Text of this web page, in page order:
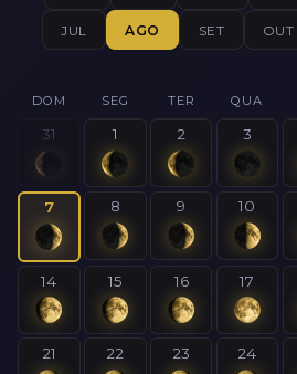
JUL AGO SET OUT
DOM SEG TER QUA
31 1 2 3
7 8 9 10
14 15 16 17
21 22 23 24